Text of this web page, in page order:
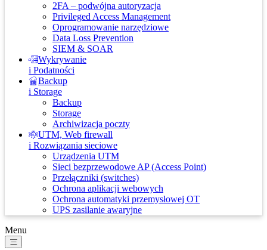
2FA – podwójna autoryzacja
Privileged Access Management
Oprogramowanie narzędziowe
Data Loss Prevention
SIEM & SOAR
Wykrywanie
i Podatności
Backup
i Storage
Backup
Storage
Archiwizacja poczty
UTM, Web firewall
i Rozwiązania sieciowe
Urządzenia UTM
Sieci bezprzewodowe AP (Access Point)
Przełączniki (switches)
Ochrona aplikacji webowych
Ochrona automatyki przemysłowej OT
UPS zasilanie awaryjne
Menu